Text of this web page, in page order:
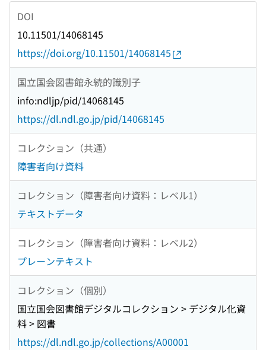
DOI
10.11501/14068145
https://doi.org/10.11501/14068145
国立国会図書館永続的識別子
info:ndljp/pid/14068145
https://dl.ndl.go.jp/pid/14068145
コレクション（共通）
障害者向け資料
コレクション（障害者向け資料：レベル1）
テキストデータ
コレクション（障害者向け資料：レベル2）
プレーンテキスト
コレクション（個別）
国立国会図書館デジタルコレクション > デジタル化資
料 > 図書
https://dl.ndl.go.jp/collections/A00001